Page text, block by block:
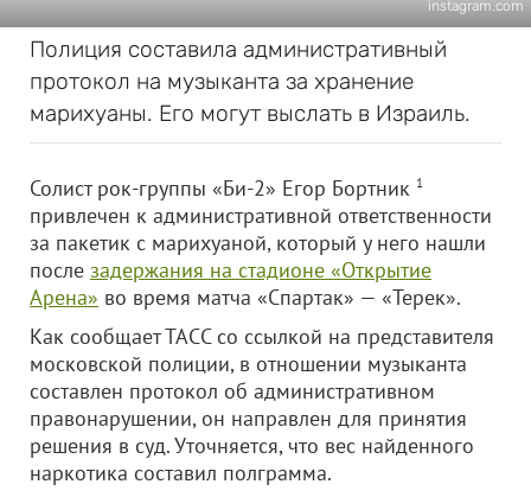
instagram.com
Полиция составила административный
протокол на музыканта за хранение
марихуаны. Его могут выслать в Израиль.
Солист рок-группы «Би-2» Егор Бортник 1
привлечен к административной ответственности
за пакетик с марихуаной, который у него нашли
после задержания на стадионе «Открытие
Арена» во время матча «Спартак» — «Терек».
Как сообщает ТАСС со ссылкой на представителя
московской полиции, в отношении музыканта
составлен протокол об административном
правонарушении, он направлен для принятия
решения в суд. Уточняется, что вес найденного
наркотика составил полграмма.